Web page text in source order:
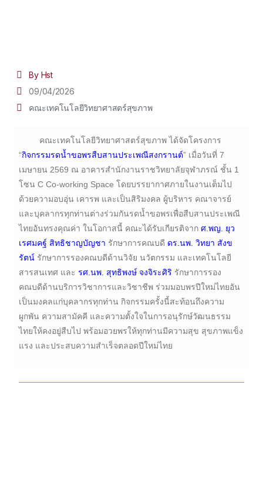
By Hst
09/04/2026
คณะเทคโนโลยีวิทยาศาสตร์สุขภาพ
คณะเทคโนโลยีวิทยาศาสตร์สุขภาพ ได้จัดโครงการ
“กิจกรรมรดน้ำขอพรสืบสานประเพณีสงกรานต์” เมื่อวันที่ 7
เมษายน 2569 ณ อาคารสำนักงานราชวิทยาลัยจุฬาภรณ์ ชั้น 1
โซน C Co-working Space โดยบรรยากาศภายในงานเต็มไป
ด้วยความอบอุ่น เคารพ และเป็นสิริมงคล ผู้บริหาร คณาจารย์
และบุคลากรทุกท่านต่างร่วมกันรดน้ำขอพรเพื่อสืบสานประเพณี
ไทยอันทรงคุณค่า ในโอกาสนี้ คณะได้รับเกียรติจาก ศ.พญ. ยุว
เรศมคฐ์ สิทธิชาญบัญชา รักษาการคณบดี ดร.นพ. วิทยา สังข
รัตน์ รักษาการรองคณบดีด้านวิจัย นวัตกรรม และเทคโนโลยี
สารสนเทศ และ รศ.นพ. สุทธิพงษ์ จงจิระศิริ รักษาการรอง
คณบดีด้านบริการวิชาการและวิชาชีพ ร่วมมอบพรปีใหม่ไทยอัน
เป็นมงคลแก่บุคลากรทุกท่าน กิจกรรมครั้งนี้สะท้อนถึงความ
ผูกพัน ความสามัคคี และความตั้งใจในการอนุรักษ์วัฒนธรรม
ไทยให้คงอยู่สืบไป พร้อมอวยพรให้ทุกท่านมีความสุข สุขภาพแข็ง
แรง และประสบความสำเร็จตลอดปีใหม่ไทย